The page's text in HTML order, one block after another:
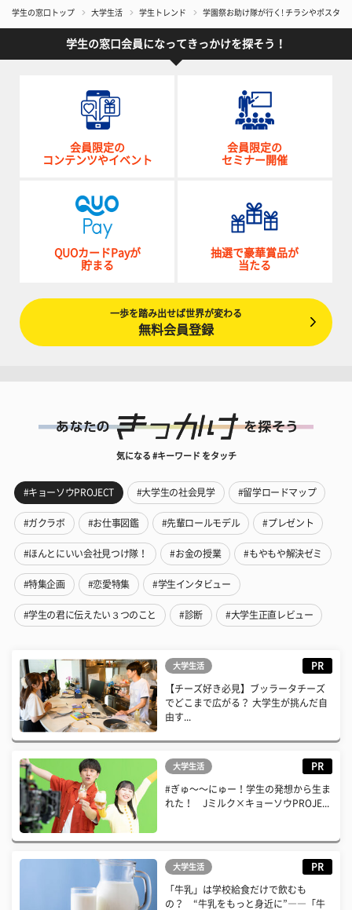
学生の窓口トップ 大学生活 学生トレンド 学園祭お助け隊が行く! チラシやポスタ
学生の窓口会員になってきっかけを探そう！
会員限定の
コンテンツやイベント
会員限定の
セミナー開催
QUOカードPayが
貯まる
抽選で豪華賞品が
当たる
一歩を踏み出せば世界が変わる
無料会員登録
気になる #キーワード をタッチ
#キョーソウPROJECT #大学生の社会見学 #留学ロードマップ
#ガクラボ #お仕事図鑑 #先輩ロールモデル #プレゼント
#ほんとにいい会社見つけ隊！ #お金の授業 #もやもや解決ゼミ
#特集企画 #恋愛特集 #学生インタビュー
#学生の君に伝えたい３つのこと #診断 #大学生正直レビュー
大学生活 PR
【チーズ好き必見】ブッラータチーズ
でどこまで広がる？ 大学生が挑んだ自
由す...
大学生活 PR
#ぎゅ〜〜にゅー！学生の発想から生ま
れた！ Jミルク×キョーソウPROJE...
大学生活 PR
「牛乳」は学校給食だけで飲むも
の？ “牛乳をもっと身近に”――「牛